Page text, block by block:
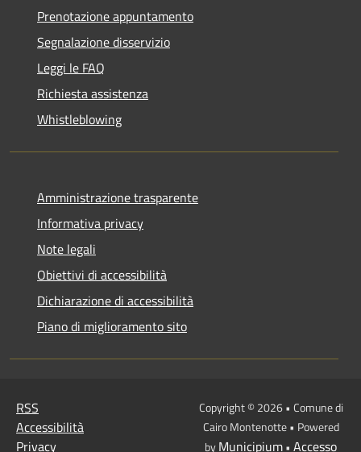
Prenotazione appuntamento
Segnalazione disservizio
Leggi le FAQ
Richiesta assistenza
Whistleblowing
Amministrazione trasparente
Informativa privacy
Note legali
Obiettivi di accessibilità
Dichiarazione di accessibilità
Piano di miglioramento sito
RSS
Accessibilità
Privacy
Copyright © 2026 • Comune di
Cairo Montenotte • Powered
byMunicipium• Accesso